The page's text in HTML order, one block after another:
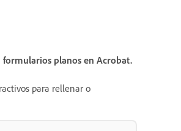
planos en Acrobat.
para rellenar o